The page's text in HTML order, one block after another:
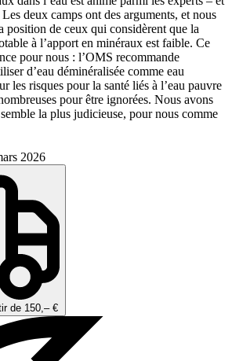
deux camps ont des arguments, et nous
position de ceux qui considèrent que la
à l’apport en minéraux est faible. Ce
pour nous : l’OMS recommande
d’eau déminéralisée comme eau
les risques pour la santé liés à l’eau pauvre
pour être ignorées. Nous avons
la plus judicieuse, pour nous comme
2026
de 150,– €